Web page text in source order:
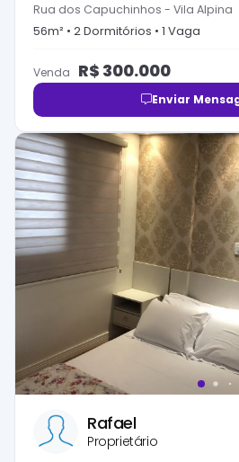
Rua dos Capuchinhos - Vila Alpina
56m² • 2Dormitórios • 1 Vaga
Venda R$ 300.000
Enviar
Rafael
Proprietário